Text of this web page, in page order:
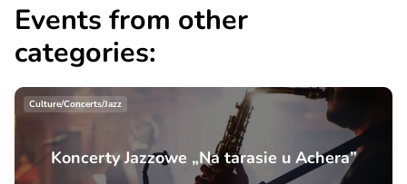
Events from other
categories:
Culture/Concerts/Jazz
Koncerty Jazzowe „Na tarasie u Achera”